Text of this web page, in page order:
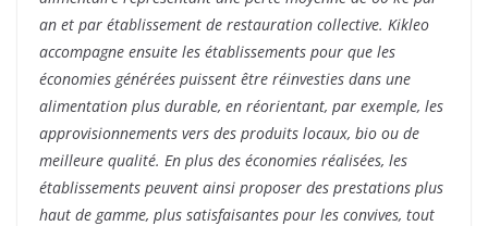
an et par établissement de restauration collective. Kikleo
accompagne ensuite les établissements pour que les
économies générées puissent être réinvesties dans une
alimentation plus durable, en réorientant, par exemple, les
approvisionnements vers des produits locaux, bio ou de
meilleure qualité. En plus des économies réalisées, les
établissements peuvent ainsi proposer des prestations plus
haut de gamme, plus satisfaisantes pour les convives, tout